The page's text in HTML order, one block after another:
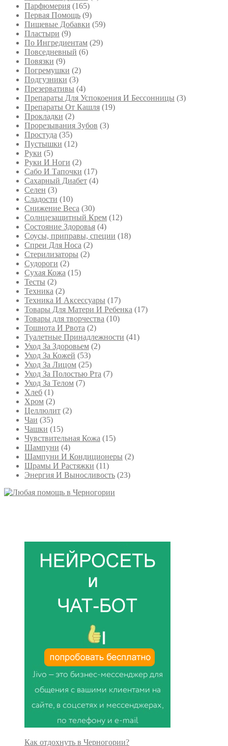
Парфюмерия (165)
Первая Помощь (9)
Пищевые Добавки (59)
Пластыри (9)
По Ингредиентам (29)
Повседневный (6)
Повязки (9)
Погремушки (2)
Подгузники (3)
Презервативы (4)
Препараты Для Успокоения И Бессонницы (3)
Препараты От Кашля (19)
Прокладки (2)
Прорезывания Зубов (3)
Простуда (35)
Пустышки (12)
Руки (5)
Руки И Ноги (2)
Сабо И Тапочки (17)
Сахарный Диабет (4)
Селен (3)
Сладости (10)
Снижение Веса (30)
Солнцезащитный Крем (12)
Состояние Здоровья (4)
Соусы, приправы, специи (18)
Спреи Для Носа (2)
Стерилизаторы (2)
Судороги (2)
Сухая Кожа (15)
Тесты (2)
Техника (2)
Техника И Аксессуары (17)
Товары Для Матери И Ребенка (17)
Товары для творчества (10)
Тошнота И Рвота (2)
Туалетные Принадлежности (41)
Уход За Здоровьем (2)
Уход За Кожей (53)
Уход За Лицом (25)
Уход За Полостью Рта (7)
Уход За Телом (7)
Хлеб (1)
Хром (2)
Целлюлит (2)
Чаи (35)
Чашки (15)
Чувствительная Кожа (15)
Шампуни (4)
Шампуни И Кондиционеры (2)
Шрамы И Растяжки (11)
Энергия И Выносливость (23)
Как отдохнуть в Черногории?